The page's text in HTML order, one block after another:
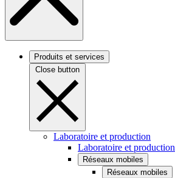
Produits et services
Close button
Laboratoire et production
Laboratoire et production
Réseaux mobiles
Réseaux mobiles